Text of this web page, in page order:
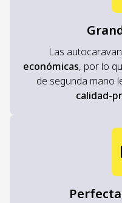
Las
económicas, por lo
de segunda mano
calidad-